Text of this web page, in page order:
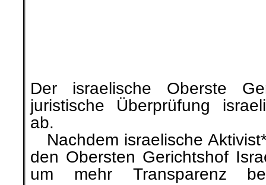
fast völlige Freiheit beim
autoritäre Regimes
Kriegsverbrechen und
Menschlichkeit begehen.
»Das Bündnis für
Palästinensern BIP e.V.«